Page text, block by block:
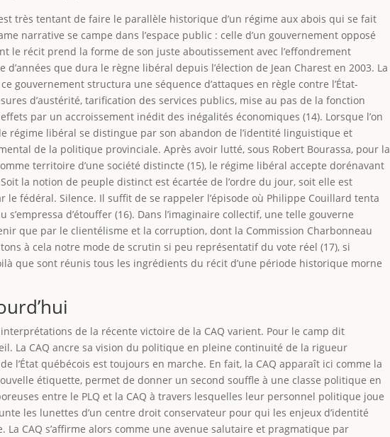
très tentant de faire le parallèle historique d’un régime aux abois qui se fait
narrative se campe dans l’espace public : celle d’un gouvernement opposé
le récit prend la forme de son juste aboutissement avec l’effondrement
d’années que dura le règne libéral depuis l’élection de Jean Charest en 2003. La
gouvernement structura une séquence d’attaques en règle contre l’État-
d’austérité, tarification des services publics, mise au pas de la fonction
par un accroissement inédit des inégalités économiques (14). Lorsque l’on
régime libéral se distingue par son abandon de l’identité linguistique et
de la politique provinciale. Après avoir lutté, sous Robert Bourassa, pour la
territoire d’une société distincte (15), le régime libéral accepte dorénavant
la notion de peuple distinct est écartée de l’ordre du jour, soit elle est
fédéral. Silence. Il suffit de se rappeler l’épisode où Philippe Couillard tenta
d’étouffer (16). Dans l’imaginaire collectif, une telle gouverne
que par le clientélisme et la corruption, dont la Commission Charbonneau
à cela notre mode de scrutin si peu représentatif du vote réel (17), si
que sont réunis tous les ingrédients du récit d’une période historique morne
de la récente victoire de la CAQ varient. Pour le camp dit
La CAQ ancre sa vision du politique en pleine continuité de la rigueur
l’État québécois est toujours en marche. En fait, la CAQ apparaît ici comme la
étiquette, permet de donner un second souffle à une classe politique en
entre le PLQ et la CAQ à travers lesquelles leur personnel politique joue
les lunettes d’un centre droit conservateur pour qui les enjeux d’identité
CAQ s’affirme alors comme une avenue salutaire et pragmatique par